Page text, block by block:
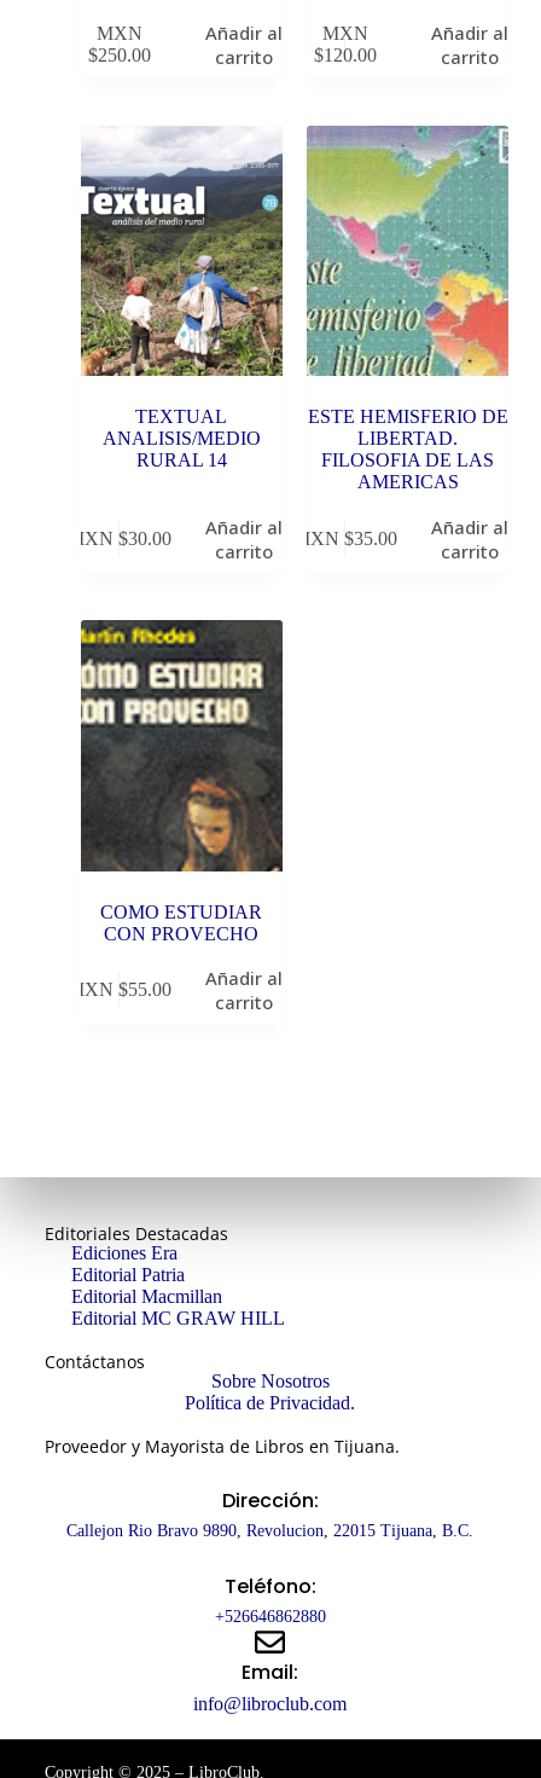
MXN
$250.00
Añadir al
carrito
MXN
$120.00
Añadir al
carrito
TEXTUAL
ANALISIS/MEDIO
RURAL 14
MXN $30.00
Añadir al
carrito
ESTE HEMISFERIO DE
LIBERTAD.
FILOSOFIA DE LAS
AMERICAS
MXN $35.00
Añadir al
carrito
COMO ESTUDIAR
CON PROVECHO
MXN $55.00
Añadir al
carrito
Editoriales Destacadas
Ediciones Era
Editorial Patria
Editorial Macmillan
Editorial MC GRAW HILL
Contáctanos
Sobre Nosotros
Política de Privacidad.
Proveedor y Mayorista de Libros en Tijuana.
Dirección:
Callejon Rio Bravo 9890, Revolucion, 22015 Tijuana, B.C.
Teléfono:
+526646862880
Email:
info@libroclub.com
Copyright © 2025 – LibroClub.